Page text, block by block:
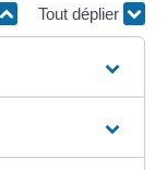
Tout déplier